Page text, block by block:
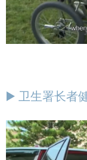
▶️ 卫生署长者